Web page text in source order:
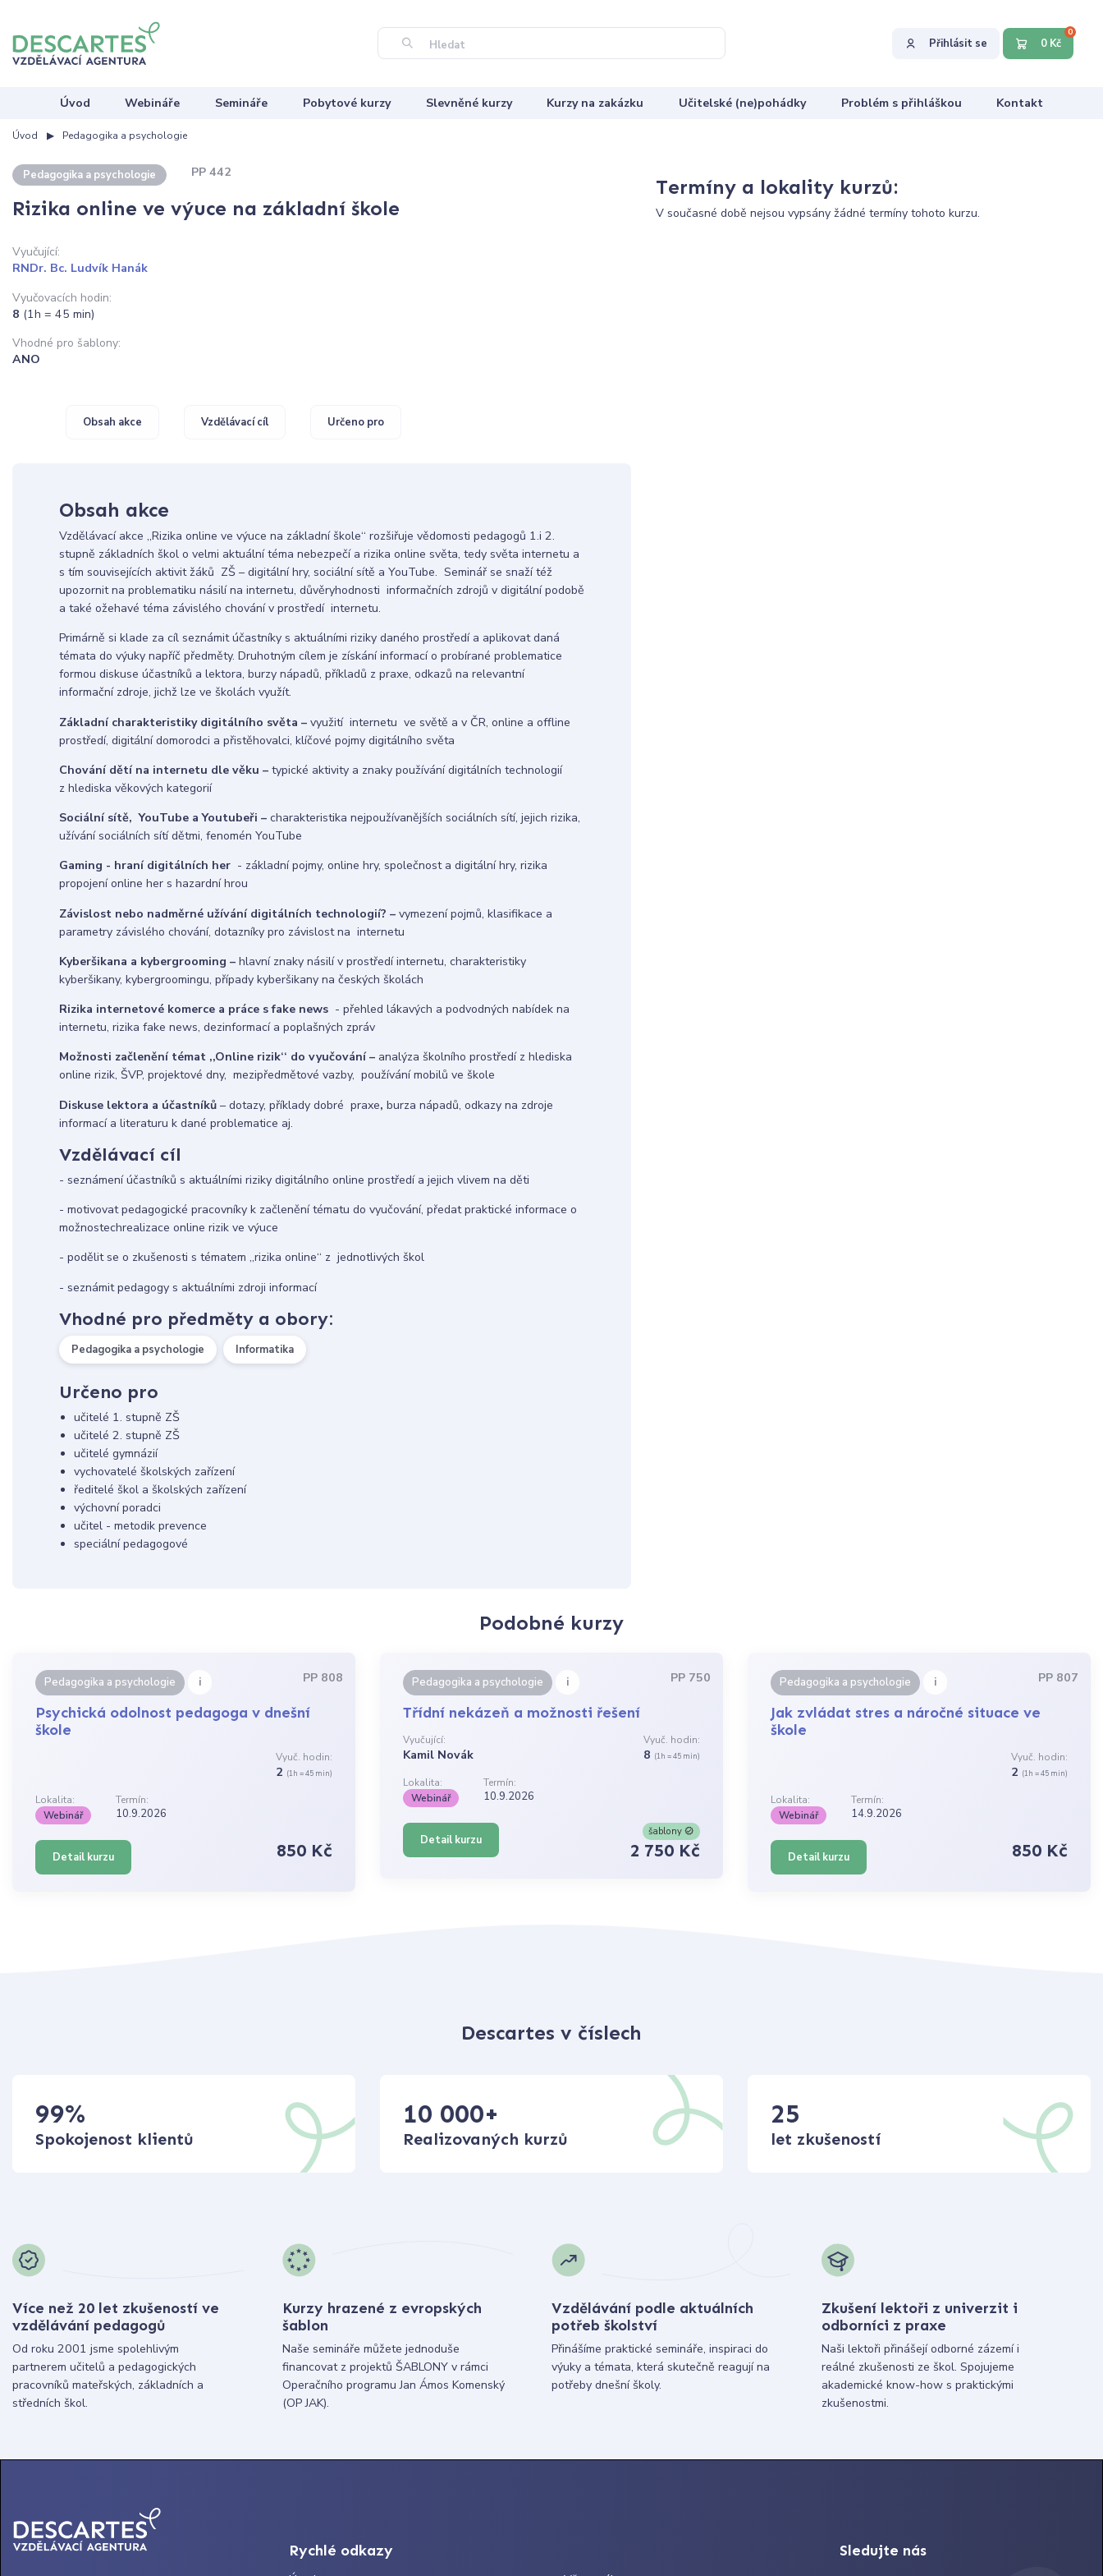
Hledat Přihlásit se 0 Kč
0
Úvod Webináře Semináře Pobytové kurzy Slevněné kurzy Kurzy na zakázku Učitelské (ne)pohádky Problém s přihláškou Kontakt
Úvod Pedagogika a psychologie
Pedagogika a psychologie PP 442
Rizika online ve výuce na základní škole
Vyučující:
RNDr. Bc. Ludvík Hanák
Vyučovacích hodin:
8 (1h = 45 min)
Vhodné pro šablony:
ANO
Obsah akce Vzdělávací cíl Určeno pro
Obsah akce
Vzdělávací akce ,,Rizika online ve výuce na základní škole‘‘ rozšiřuje vědomosti pedagogů 1.i 2.
stupně základních škol o velmi aktuální téma nebezpečí a rizika online světa, tedy světa internetu a
s tím souvisejících aktivit žáků ZŠ – digitální hry, sociální sítě a YouTube. Seminář se snaží též
upozornit na problematiku násilí na internetu, důvěryhodnosti informačních zdrojů v digitální podobě
a také ožehavé téma závislého chování v prostředí internetu.
Primárně si klade za cíl seznámit účastníky s aktuálními riziky daného prostředí a aplikovat daná
témata do výuky napříč předměty. Druhotným cílem je získání informací o probírané problematice
formou diskuse účastníků a lektora, burzy nápadů, příkladů z praxe, odkazů na relevantní
informační zdroje, jichž lze ve školách využít.
Základní charakteristiky digitálního světa – využití internetu ve světě a v ČR, online a offline
prostředí, digitální domorodci a přistěhovalci, klíčové pojmy digitálního světa
Chování dětí na internetu dle věku – typické aktivity a znaky používání digitálních technologií
z hlediska věkových kategorií
Sociální sítě, YouTube a Youtubeři – charakteristika nejpoužívanějších sociálních sítí, jejich rizika,
užívání sociálních sítí dětmi, fenomén YouTube
Gaming - hraní digitálních her - základní pojmy, online hry, společnost a digitální hry, rizika
propojení online her s hazardní hrou
Závislost nebo nadměrné užívání digitálních technologií? –vymezení pojmů, klasifikace a
parametry závislého chování, dotazníky pro závislost na internetu
Kyberšikana a kybergrooming – hlavní znaky násilí v prostředí internetu, charakteristiky
kyberšikany, kybergroomingu, případy kyberšikany na českých školách
Rizika internetové komerce a práce s fake news - přehled lákavých a podvodných nabídek na
internetu, rizika fake news, dezinformací a poplašných zpráv
Možnosti začlenění témat ,,Online rizik‘‘ do vyučování – analýza školního prostředí z hlediska
online rizik, ŠVP, projektové dny, mezipředmětové vazby, používání mobilů ve škole
Diskuse lektora a účastníků – dotazy, příklady dobré praxe, burza nápadů, odkazy na zdroje
informací a literaturu k dané problematice aj.
Vzdělávací cíl
- seznámení účastníků s aktuálními riziky digitálního online prostředí a jejich vlivem na děti
- motivovat pedagogické pracovníky k začlenění tématu do vyučování, předat praktické informace o
možnostechrealizace online rizik ve výuce
- podělit se o zkušenosti s tématem ,,rizika online‘‘ z jednotlivých škol
- seznámit pedagogy s aktuálními zdroji informací
Vhodné pro předměty a obory:
Pedagogika a psychologie Informatika
Určeno pro
učitelé 1. stupně ZŠ
učitelé 2. stupně ZŠ
učitelé gymnázií
vychovatelé školských zařízení
ředitelé škol a školských zařízení
výchovní poradci
učitel - metodik prevence
speciální pedagogové
Termíny a lokality kurzů:
V současné době nejsou vypsány žádné termíny tohoto kurzu.
Podobné kurzy
Pedagogika a psychologie i PP 808
Psychická odolnost pedagoga v dnešní
škole
Vyuč. hodin:
2 (1h = 45 min)
Lokalita:
Termín:
Webinář
10.9.2026
Detail kurzu 850 Kč
Pedagogika a psychologie i PP 750
Třídní nekázeň a možnosti řešení
Vyučující:
Kamil Novák
Vyuč. hodin:
8 (1h = 45 min)
Lokalita:
Termín:
Webinář
10.9.2026
Detail kurzu
šablony
2 750 Kč
Pedagogika a psychologie i PP 807
Jak zvládat stres a náročné situace ve
škole
Vyuč. hodin:
2 (1h = 45 min)
Lokalita:
Termín:
Webinář
14.9.2026
Detail kurzu 850 Kč
Descartes v číslech
99%
Spokojenost klientů
10 000+
Realizovaných kurzů
25
let zkušeností
Více než 20 let zkušeností ve
vzdělávání pedagogů
Od roku 2001 jsme spolehlivým
partnerem učitelů a pedagogických
pracovníků mateřských, základních a
středních škol.
Kurzy hrazené z evropských
šablon
Naše semináře můžete jednoduše
financovat z projektů ŠABLONY v rámci
Operačního programu Jan Ámos Komenský
(OP JAK).
Vzdělávání podle aktuálních
potřeb školství
Přinášíme praktické semináře, inspiraci do
výuky a témata, která skutečně reagují na
potřeby dnešní školy.
Zkušení lektoři z univerzit i
odborníci z praxe
Naši lektoři přinášejí odborné zázemí i
reálné zkušenosti ze škol. Spojujeme
akademické know-how s praktickými
zkušenostmi.
Rychlé odkazy Sledujte nás